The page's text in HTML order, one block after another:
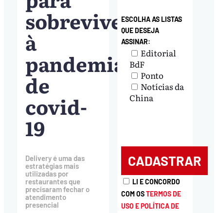
sobreviver
à
pandemia
de
covid-
19
Delivery é uma das
estratégias mais
utilizadas por
restaurantes que
precisaram fechar o
atendimento
presencial
ESCOLHA AS LISTAS
QUE DESEJA
ASSINAR:
Editorial
BdF
Ponto
Notícias da
China
LI E CONCORDO
COM OSTERMOS DE
USO E POLÍTICA DE